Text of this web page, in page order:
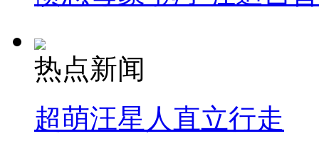
热点新闻
超萌汪星人直立行走